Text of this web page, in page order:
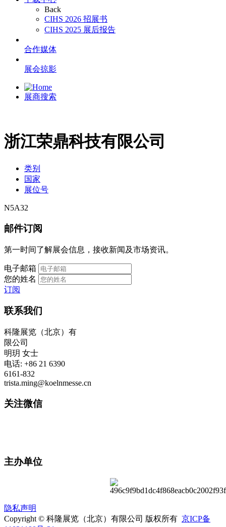
Back
CIHS 2026 招展书
CIHS 2025 展后报告
合作媒体
展会掠影
展商搜索
浙江荣鼎科技有限公司
类别
国家
展位号
N5A32
邮件订阅
第一时间了解展会信息，接收新闻及市场资讯。
电子邮箱
您的姓名
订阅
联系我们
科隆展览（北京）有
限公司
明玥 女士
电话: +86 21 6390
6161-832
trista.ming@koelnmesse.cn
关注微信
主办单位
隐私声明
Copyright © 科隆展览（北京）有限公司 版权所有 京ICP备